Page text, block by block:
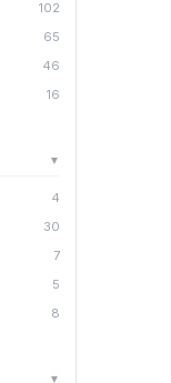
102
65
46
16
▼
4
30
7
5
8
▼